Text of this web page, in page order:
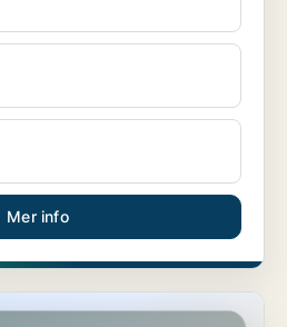
Mer info